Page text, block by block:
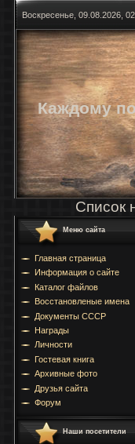
Воскресенье, 09.08.2026,
Каждому
Список
Меню сайта
Главная страница
Информация о сайте
Каталог файлов
Восстановленые имена
Документы СССР
Награды
Личности
Гостевая книга
Архивные фото
Друзья сайта
Форум
Наши посетители